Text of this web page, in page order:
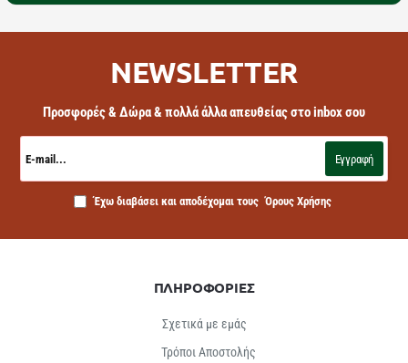
NEWSLETTER
Προσφορές & Δώρα & πολλά άλλα απευθείας στο inbox σου
mail...
Εγγραφή
Έχω διαβάσει και αποδέχομαι τους Όρους Χρήσης
ΠΛΗΡΟΦΟΡΙΕΣ
Σχετικά με εμάς
Τρόποι Αποστολής